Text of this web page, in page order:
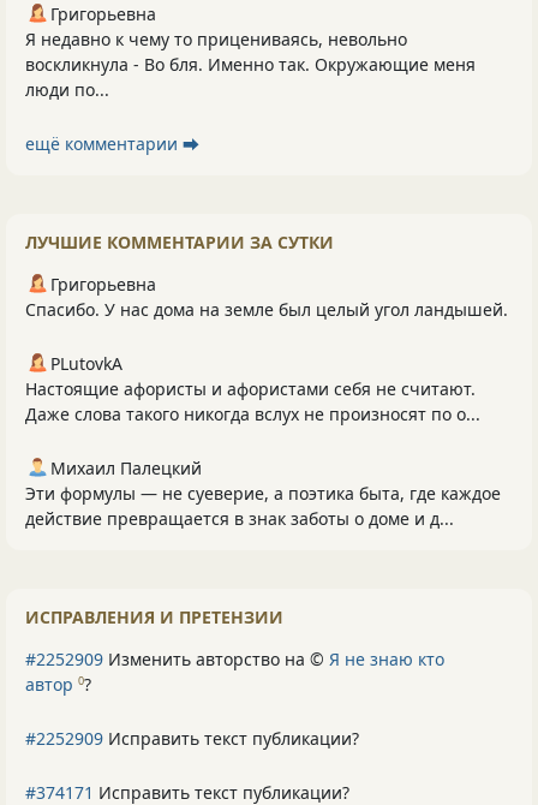
Григорьевна
Я недавно к чему то прицениваясь, невольно
воскликнула - Во бля. Именно так. Окружающие меня
люди по...
ещё комментарии ⮕
ЛУЧШИЕ КОММЕНТАРИИ ЗА СУТКИ
Григорьевна
Спасибо. У нас дома на земле был целый угол ландышей.
PLutоvkА
Настоящие афористы и афористами себя не считают.
Даже слова такого никогда вслух не произносят по о...
Михаил Палецкий
Эти формулы — не суеверие, а поэтика быта, где каждое
действие превращается в знак заботы о доме и д...
ИСПРАВЛЕНИЯ И ПРЕТЕНЗИИ
#2252909 Изменить авторство на © Я не знаю кто
автор 0?
#2252909 Исправить текст публикации?
#374171 Исправить текст публикации?